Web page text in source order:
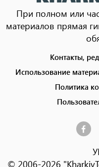
При полном или
материалов прямая
menu
Контакты,
Использование
Политика
© 2006-2026